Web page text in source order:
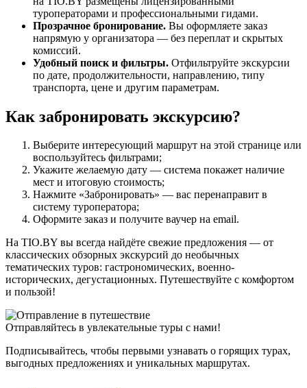
туроператорами и профессиональными гидами.
Прозрачное бронирование. Вы оформляете заказ
напрямую у организатора — без переплат и скрытых
комиссий.
Удобный поиск и фильтры. Отфильтруйте экскурсии
по дате, продолжительности, направлению, типу
транспорта, цене и другим параметрам.
Как забронировать экскурсию?
Выберите интересующий маршрут на этой странице или
воспользуйтесь фильтрами;
Укажите желаемую дату — система покажет наличие
мест и итоговую стоимость;
Нажмите «Забронировать» — вас перенаправит в
систему туроператора;
Оформите заказ и получите ваучер на email.
На TIO.BY вы всегда найдёте свежие предложения — от
классических обзорных экскурсий до необычных
тематических туров: гастрономических, военно-
исторических, дегустационных. Путешествуйте с комфортом
и пользой!
Отправляйтесь в увлекательные туры с нами!
Подписывайтесь, чтобы первыми узнавать о горящих турах,
выгодных предложениях и уникальных маршрутах.